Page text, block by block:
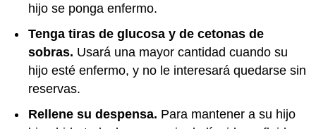
hijo se ponga enfermo.
Tenga tiras de glucosa y de cetonas de
sobras. Usará una mayor cantidad cuando su
hijo esté enfermo, y no le interesará quedarse sin
reservas.
Rellene su despensa. Para mantener a su hijo